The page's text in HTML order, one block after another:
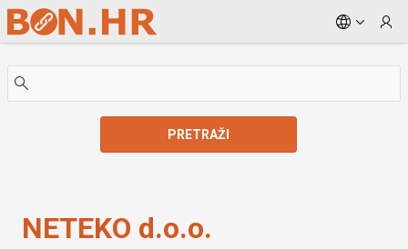
Skip to Main Content
PRETRAŽI
NETEKO d.o.o.